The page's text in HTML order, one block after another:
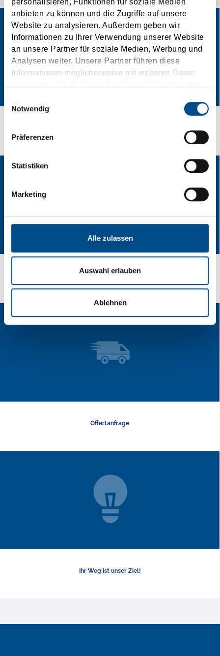
personalisieren, Funktionen für soziale Medien
anbieten zu können und die Zugriffe auf unsere
Website zu analysieren. Außerdem geben wir
Informationen zu Ihrer Verwendung unserer Website
an unsere Partner für soziale Medien, Werbung und
Analysen weiter. Unsere Partner führen diese
Informationen möglicherweise mit weiteren Daten
zusammen, die Sie ihnen bereitgestellt haben oder
gesammelt haben.
Notwendig
Präferenzen
Statistiken
Marketing
Alle zulassen
Auswahl erlauben
Ablehnen
Last-Minute-Transporte!
Offertanfrage
Ihr Weg ist unser Ziel!